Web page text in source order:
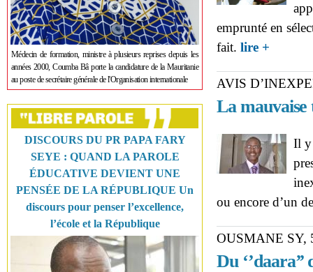
Médecin de formation, ministre à plusieurs reprises depuis les
années 2000, Coumba Bâ porte la candidature de la Mauritanie
au poste de secrétaire générale de l'Organisation internationale
DISCOURS DU PR PAPA FARY
SEYE : QUAND LA PAROLE
ÉDUCATIVE DEVIENT UNE
PENSÉE DE LA RÉPUBLIQUE Un
discours pour penser l’excellence,
l’école et la République
emprunté en
fait. lire +
AVIS
La mauvaise
Il y
ou encore d’un
OUSMANE SY,
Du